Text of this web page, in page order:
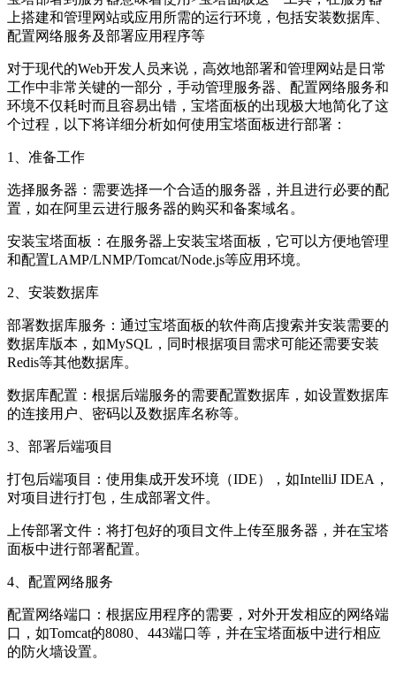
上搭建和管理网站或应用所需的运行环境，包括安装数据库、
配置网络服务及部署应用程序等
对于现代的Web开发人员来说，高效地部署和管理网站是日常
工作中非常关键的一部分，手动管理服务器、配置网络服务和
环境不仅耗时而且容易出错，宝塔面板的出现极大地简化了这
个过程，以下将详细分析如何使用宝塔面板进行部署：
1、准备工作
选择服务器：需要选择一个合适的服务器，并且进行必要的配
置，如在阿里云进行服务器的购买和备案域名。
安装宝塔面板：在服务器上安装宝塔面板，它可以方便地管理
和配置LAMP/LNMP/Tomcat/Node.js等应用环境。
2、安装数据库
部署数据库服务：通过宝塔面板的软件商店搜索并安装需要的
数据库版本，如MySQL，同时根据项目需求可能还需要安装
Redis等其他数据库。
数据库配置：根据后端服务的需要配置数据库，如设置数据库
的连接用户、密码以及数据库名称等。
3、部署后端项目
打包后端项目：使用集成开发环境（IDE），如IntelliJ IDEA，
对项目进行打包，生成部署文件。
上传部署文件：将打包好的项目文件上传至服务器，并在宝塔
面板中进行部署配置。
4、配置网络服务
配置网络端口：根据应用程序的需要，对外开发相应的网络端
口，如Tomcat的8080、443端口等，并在宝塔面板中进行相应
的防火墙设置。